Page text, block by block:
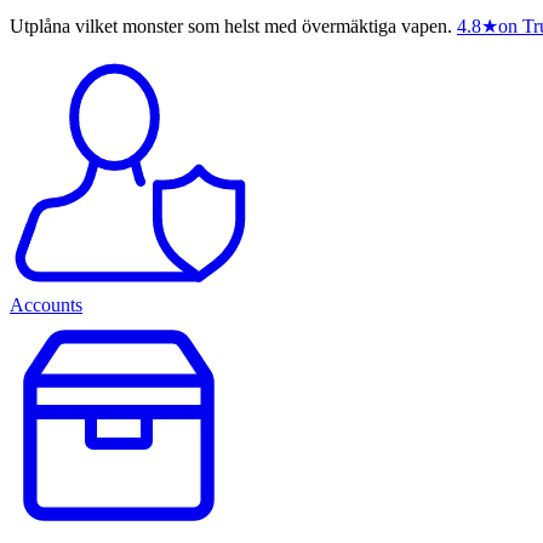
Utplåna vilket monster som helst med övermäktiga vapen. 4.8★on
Accounts